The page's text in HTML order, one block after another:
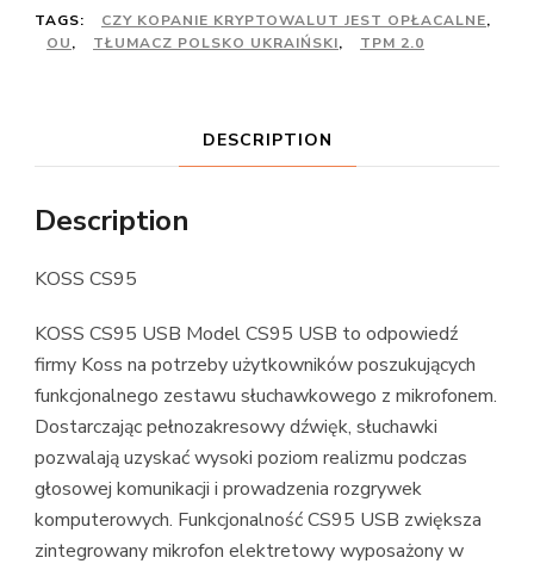
TAGS:
CZY KOPANIE KRYPTOWALUT JEST OPŁACALNE,
OU, TŁUMACZ POLSKO UKRAIŃSKI, TPM 2.0
DESCRIPTION
Description
KOSS CS95
KOSS CS95 USB Model CS95 USB to odpowiedź
firmy Koss na potrzeby użytkowników poszukujących
funkcjonalnego zestawu słuchawkowego z mikrofonem.
Dostarczając pełnozakresowy dźwięk, słuchawki
pozwalają uzyskać wysoki poziom realizmu podczas
głosowej komunikacji i prowadzenia rozgrywek
komputerowych. Funkcjonalność CS95 USB zwiększa
zintegrowany mikrofon elektretowy wyposażony w